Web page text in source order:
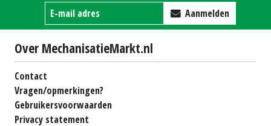
Aanmelden
Over MechanisatieMarkt.nl
Contact
Vragen/opmerkingen?
Gebruikersvoorwaarden
Privacy statement